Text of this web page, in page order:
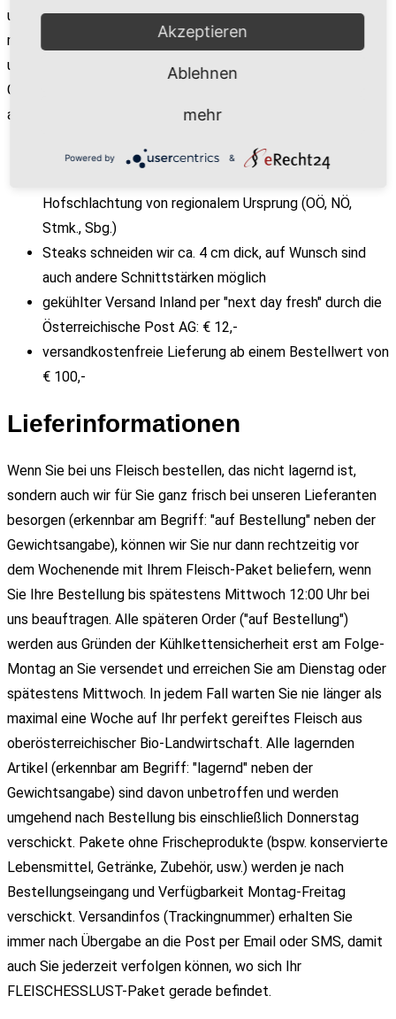
unvergleichliche Aromakonzentration. Mindestens 5 Wochen
reifen diese edlen Rinderrücken bei kontrollierter Temperatur
und Luftfeuchtigkeit und dabei erreichen sie ihren Zenit an
Geschmacksintensität. Dabei verliert das Fleisch bis zu 35%
an Gewicht.
mindestens 5 Wochen dry-aged (am Knochen)
Hofschlachtung von regionalem Ursprung (OÖ, NÖ,
Stmk., Sbg.)
Steaks schneiden wir ca. 4 cm dick, auf Wunsch sind
auch andere Schnittstärken möglich
gekühlter Versand Inland per "next day fresh" durch die
Österreichische Post AG: € 12,-
versandkostenfreie Lieferung ab einem Bestellwert von
€ 100,-
Lieferinformationen
Wenn Sie bei uns Fleisch bestellen, das nicht lagernd ist,
sondern auch wir für Sie ganz frisch bei unseren Lieferanten
besorgen (erkennbar am Begriff: "auf Bestellung" neben der
Gewichtsangabe), können wir Sie nur dann rechtzeitig vor
dem Wochenende mit Ihrem Fleisch-Paket beliefern, wenn
Sie Ihre Bestellung bis spätestens Mittwoch 12:00 Uhr bei
uns beauftragen. Alle späteren Order ("auf Bestellung")
werden aus Gründen der Kühlkettensicherheit erst am Folge-
Montag an Sie versendet und erreichen Sie am Dienstag oder
spätestens Mittwoch. In jedem Fall warten Sie nie länger als
maximal eine Woche auf Ihr perfekt gereiftes Fleisch aus
oberösterreichischer Bio-Landwirtschaft. Alle lagernden
Artikel (erkennbar am Begriff: "lagernd" neben der
Gewichtsangabe) sind davon unbetroffen und werden
umgehend nach Bestellung bis einschließlich Donnerstag
verschickt. Pakete ohne Frischeprodukte (bspw. konservierte
Lebensmittel, Getränke, Zubehör, usw.) werden je nach
Bestellungseingang und Verfügbarkeit Montag-Freitag
verschickt. Versandinfos (Trackingnummer) erhalten Sie
immer nach Übergabe an die Post per Email oder SMS, damit
auch Sie jederzeit verfolgen können, wo sich Ihr
FLEISCHESSLUST-Paket gerade befindet.
Akzeptieren
Ablehnen
mehr
Powered by &